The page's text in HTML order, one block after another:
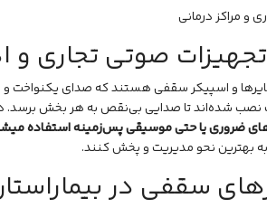
صوتی تجاری و
واسپیکر سقفیهستند که صدای یکنواخت و
شده‌اند تا صدایی بی‌نقص به هر بخش برسد. در
ضروری یا حتی موسیقی پس‌زمینه استفاده
بهترین نحو مدیریت و پخش کنند.
سقفی در